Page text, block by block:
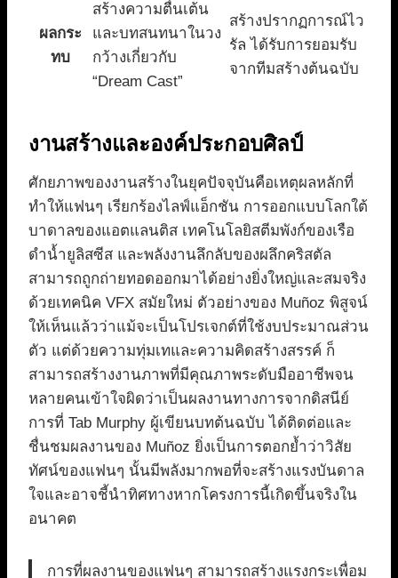
ผลกระ
ทบ
สร้างความตื่นเต้น
และบทสนทนาในวง
กว้างเกี่ยวกับ
“Dream Cast”
สร้างปรากฏการณ์ไว
รัล ได้รับการยอมรับ
จากทีมสร้างต้นฉบับ
งานสร้างและองค์ประกอบศิลป์
ศักยภาพของงานสร้างในยุคปัจจุบันคือเหตุผลหลักที่
ทำให้แฟนๆ เรียกร้องไลฟ์แอ็กชัน การออกแบบโลกใต้
บาดาลของแอตแลนติส เทคโนโลยิสตีมพังก์ของเรือ
ดำน้ำยูลิสซีส และพลังงานลึกลับของผลึกคริสตัล
สามารถถูกถ่ายทอดออกมาได้อย่างยิ่งใหญ่และสมจริง
ด้วยเทคนิค VFX สมัยใหม่ ตัวอย่างของ Muñoz พิสูจน์
ให้เห็นแล้วว่าแม้จะเป็นโปรเจกต์ที่ใช้งบประมาณส่วน
ตัว แต่ด้วยความทุ่มเทและความคิดสร้างสรรค์ ก็
สามารถสร้างงานภาพที่มีคุณภาพระดับมืออาชีพจน
หลายคนเข้าใจผิดว่าเป็นผลงานทางการจากดิสนีย์
การที่ Tab Murphy ผู้เขียนบทต้นฉบับ ได้ติดต่อและ
ชื่นชมผลงานของ Muñoz ยิ่งเป็นการตอกย้ำว่าวิสัย
ทัศน์ของแฟนๆ นั้นมีพลังมากพอที่จะสร้างแรงบันดาล
ใจและอาจชี้นำทิศทางหากโครงการนี้เกิดขึ้นจริงใน
อนาคต
การที่ผลงานของแฟนๆ สามารถสร้างแรงกระเพื่อม